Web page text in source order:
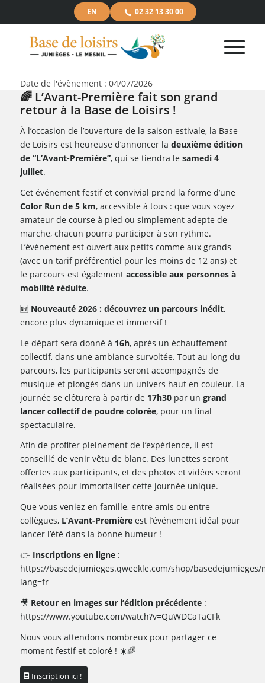
EN 02 32 13 30 00
Date de l'évènement : 04/07/2026
🌈 L’Avant-Première fait son grand
retour à la Base de Loisirs !
À l’occasion de l’ouverture de la saison estivale, la Base
de Loisirs est heureuse d’annoncer la deuxième édition
de “L’Avant-Première”, qui se tiendra le samedi 4
juillet.
Cet événement festif et convivial prend la forme d’une
Color Run de 5 km, accessible à tous : que vous soyez
amateur de course à pied ou simplement adepte de
marche, chacun pourra participer à son rythme.
L’événement est ouvert aux petits comme aux grands
(avec un tarif préférentiel pour les moins de 12 ans) et
le parcours est également accessible aux personnes à
mobilité réduite.
🆕 Nouveauté 2026 : découvrez un parcours inédit,
encore plus dynamique et immersif !
Le départ sera donné à 16h, après un échauffement
collectif, dans une ambiance survoltée. Tout au long du
parcours, les participants seront accompagnés de
musique et plongés dans un univers haut en couleur. La
journée se clôturera à partir de 17h30par un grand
lancer collectif de poudre colorée, pour un final
spectaculaire.
Afin de profiter pleinement de l’expérience, il est
conseillé de venir vêtu de blanc. Des lunettes seront
offertes aux participants, et des photos et vidéos seront
réalisées pour immortaliser cette journée unique.
Que vous veniez en famille, entre amis ou entre
collègues, L’Avant-Premièreest l’événement idéal pour
lancer l’été dans la bonne humeur !
👉 Inscriptions en ligne:
https://basedejumieges.qweekle.com/shop/basedejumieges/
lang=fr
🎥 Retour en images sur l’édition précédente:
https://www.youtube.com/watch?v=QuWDCaTaCFk
Nous vous attendons nombreux pour partager ce
moment festif et coloré ! ☀️🌈
Inscription ici !